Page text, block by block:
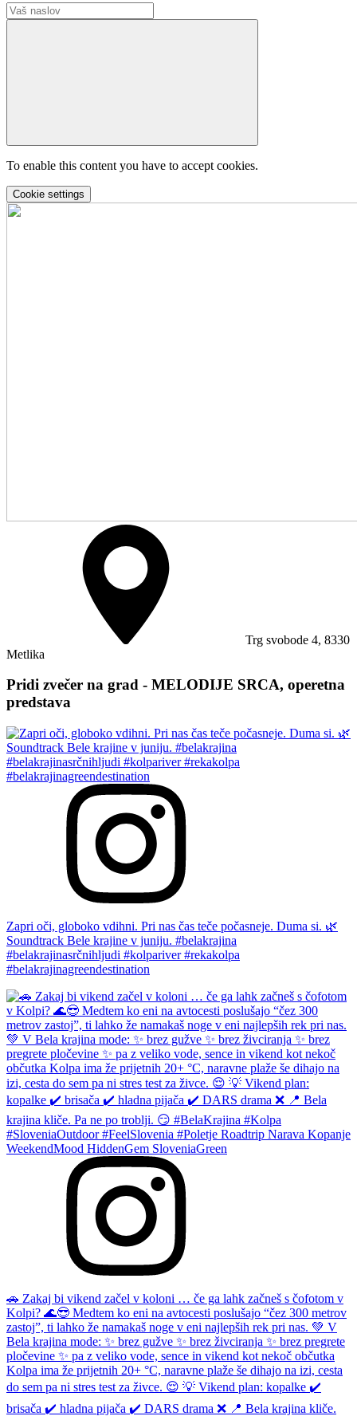
To enable this content you have to accept cookies.
Cookie settings
Trg svobode 4, 8330
Metlika
Pridi zvečer na grad - MELODIJE SRCA, operetna
predstava
Zapri oči, globoko vdihni. Pri nas čas teče počasneje. Duma si. 🌿
Soundtrack Bele krajine v juniju. #belakrajina
#belakrajinasrčnihljudi #kolpariver #rekakolpa
#belakrajinagreendestination
🚗 Zakaj bi vikend začel v koloni … če ga lahk začneš s čofotom v
Kolpi? 🌊😎 Medtem ko eni na avtocesti poslušajo “čez 300 metrov
zastoj”, ti lahko že namakaš noge v eni najlepših rek pri nas. 💚 V
Bela krajina mode: ✨ brez gužve ✨ brez živciranja ✨ brez pregrete
pločevine ✨ pa z veliko vode, sence in vikend kot nekoč občutka
Kolpa ima že prijetnih 20+ °C, naravne plaže še dihajo na izi, cesta
do sem pa ni stres test za živce. 😌 💡 Vikend plan: kopalke ✔️
brisača ✔️ hladna pijača ✔️ DARS drama ❌ 📍 Bela krajina kliče.